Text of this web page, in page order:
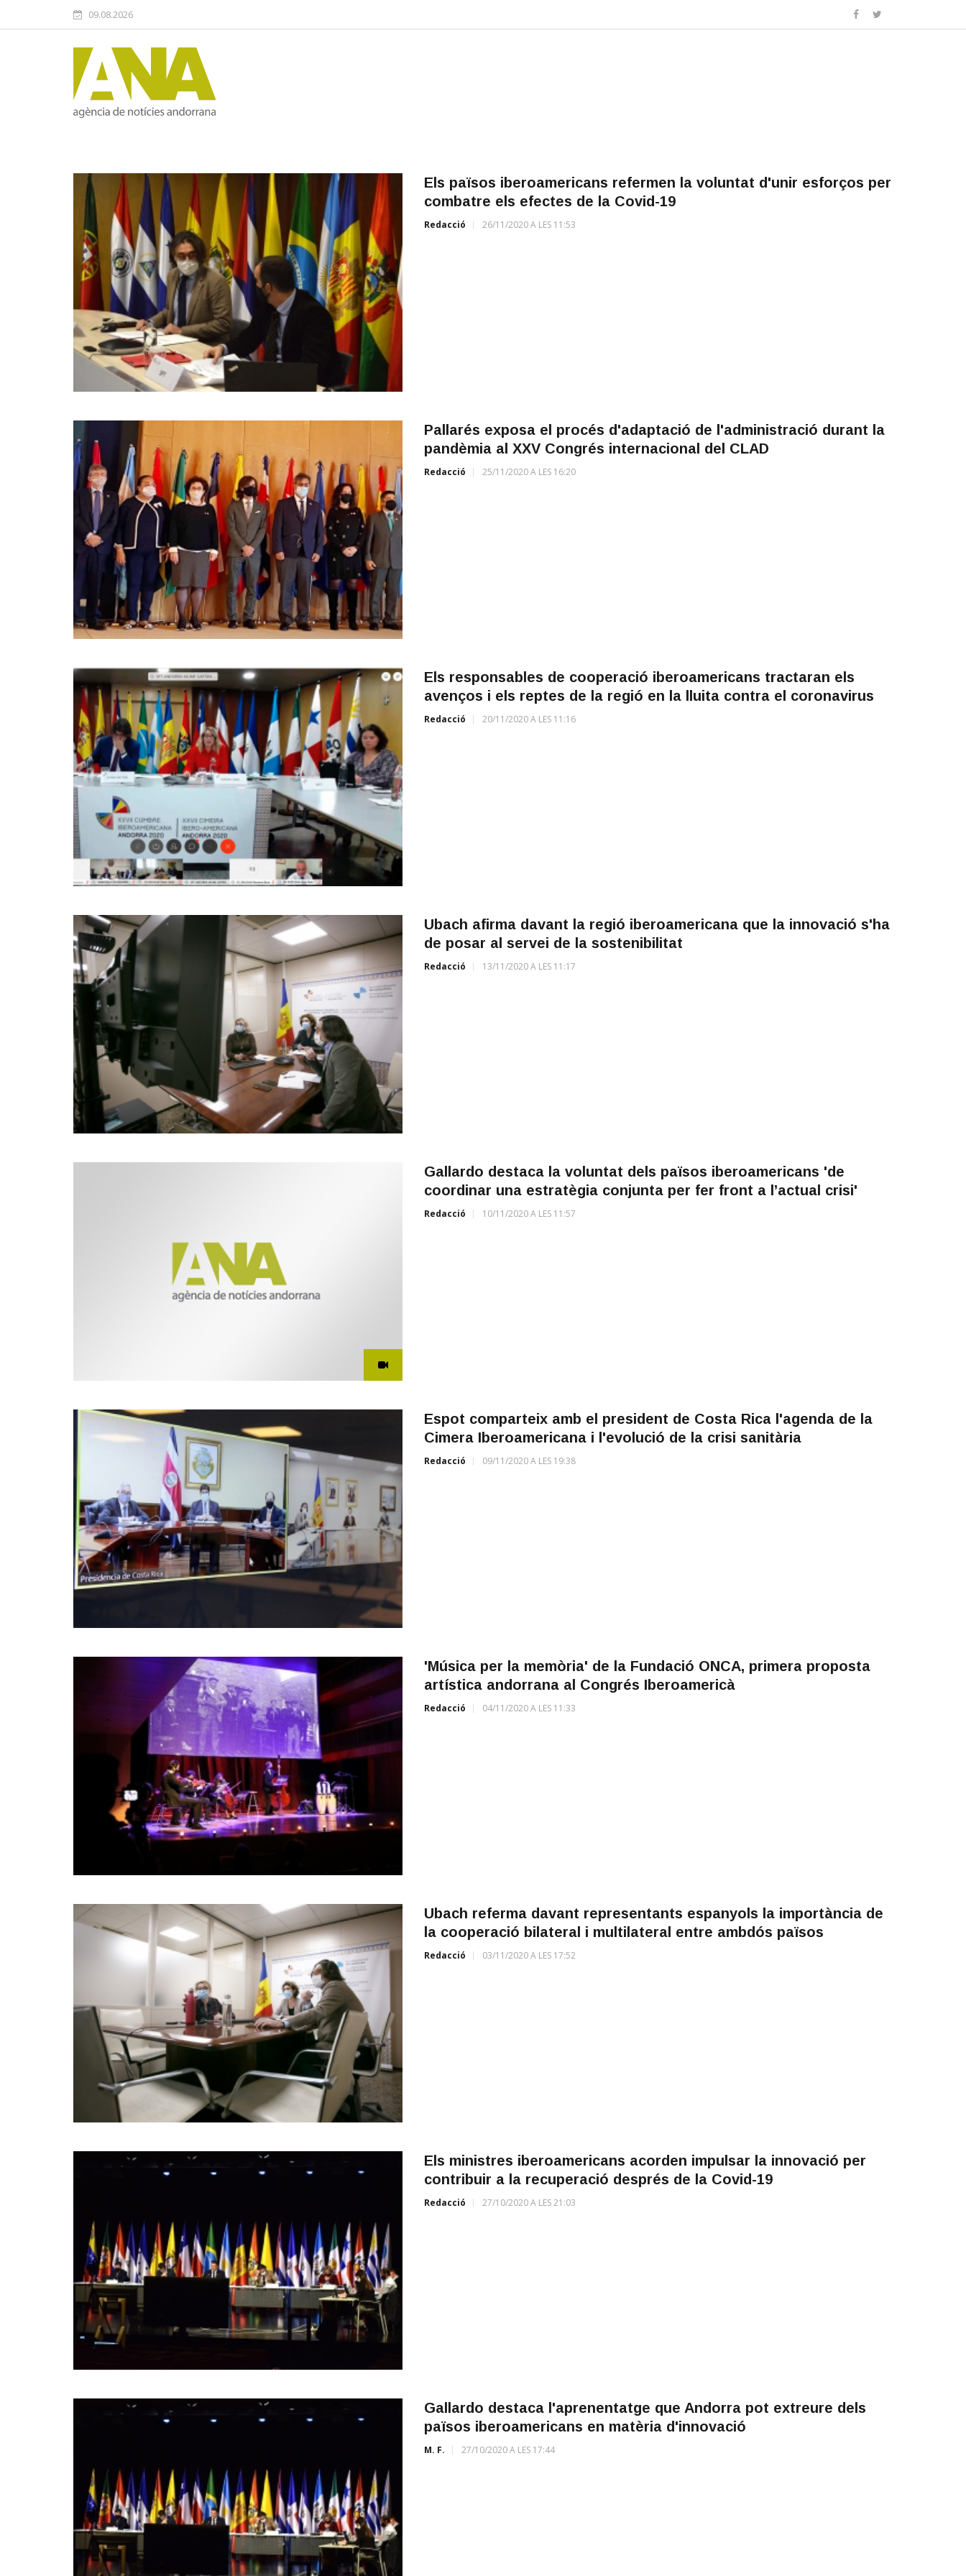
09.08.2026
Els països iberoamericans refermen la voluntat d'unir esforços per
combatre els efectes de la Covid-19
Redacció 26/11/2020 A LES 11:53
Pallarés exposa el procés d'adaptació de l'administració durant la
pandèmia al XXV Congrés internacional del CLAD
Redacció 25/11/2020 A LES 16:20
Els responsables de cooperació iberoamericans tractaran els
avenços i els reptes de la regió en la lluita contra el coronavirus
Redacció 20/11/2020 A LES 11:16
Ubach afirma davant la regió iberoamericana que la innovació s'ha
de posar al servei de la sostenibilitat
Redacció 13/11/2020 A LES 11:17
Gallardo destaca la voluntat dels països iberoamericans 'de
coordinar una estratègia conjunta per fer front a l’actual crisi'
Redacció 10/11/2020 A LES 11:57
Espot comparteix amb el president de Costa Rica l'agenda de la
Cimera Iberoamericana i l'evolució de la crisi sanitària
Redacció 09/11/2020 A LES 19:38
'Música per la memòria' de la Fundació ONCA, primera proposta
artística andorrana al Congrés Iberoamericà
Redacció 04/11/2020 A LES 11:33
Ubach referma davant representants espanyols la importància de
la cooperació bilateral i multilateral entre ambdós països
Redacció 03/11/2020 A LES 17:52
Els ministres iberoamericans acorden impulsar la innovació per
contribuir a la recuperació després de la Covid-19
Redacció 27/10/2020 A LES 21:03
Gallardo destaca l'aprenentatge que Andorra pot extreure dels
països iberoamericans en matèria d'innovació
M. F. 27/10/2020 A LES 17:44